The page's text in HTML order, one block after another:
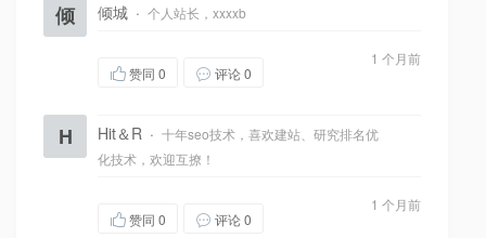
倾 倾城 · 个人站长，xxxxb
1 个月前
赞同 0 评论 0
H Hit＆R · 十年seo技术，喜欢建站、研究排名优
化技术，欢迎互撩！
1 个月前
赞同 0 评论 0